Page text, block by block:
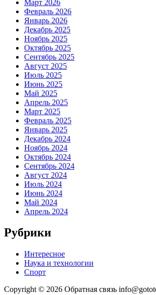
Март 2026
Февраль 2026
Январь 2026
Декабрь 2025
Ноябрь 2025
Октябрь 2025
Сентябрь 2025
Август 2025
Июль 2025
Июнь 2025
Май 2025
Апрель 2025
Март 2025
Февраль 2025
Январь 2025
Декабрь 2024
Ноябрь 2024
Октябрь 2024
Сентябрь 2024
Август 2024
Июль 2024
Июнь 2024
Май 2024
Апрель 2024
Рубрики
Интересное
Наука и технологии
Спорт
Copyright © 2026 Обратная связь